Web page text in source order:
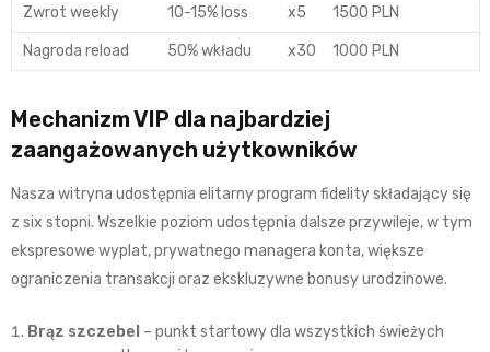
Zwrot weekly 10-15% loss x5 1500 PLN
Nagroda reload 50% wkładu x30 1000 PLN
Mechanizm VIP dla najbardziej
zaangażowanych użytkowników
Nasza witryna udostępnia elitarny program fidelity składający się
z six stopni. Wszelkie poziom udostępnia dalsze przywileje, w tym
ekspresowe wyplat, prywatnego managera konta, większe
ograniczenia transakcji oraz ekskluzywne bonusy urodzinowe.
Brąz szczebel – punkt startowy dla wszystkich świeżych